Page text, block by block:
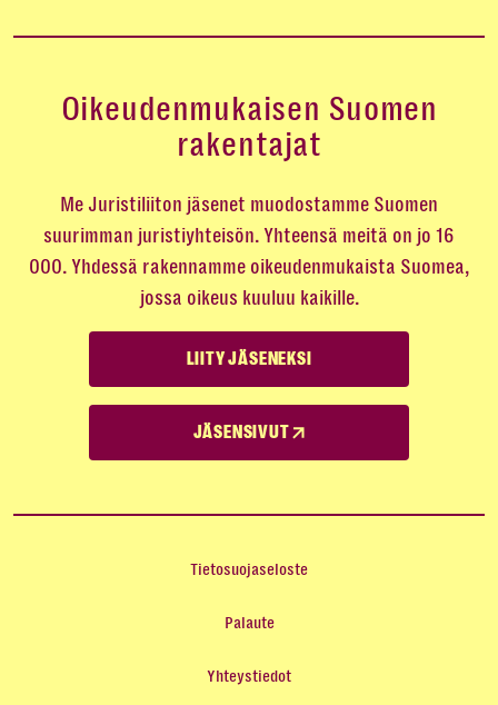
Oikeudenmukaisen Suomen
rakentajat
Me Juristiliiton jäsenet muodostamme Suomen
suurimman juristiyhteisön. Yhteensä meitä on jo 16
000. Yhdessä rakennamme oikeudenmukaista Suomea,
jossa oikeus kuuluu kaikille.
LIITY JÄSENEKSI
JÄSENSIVUT
Tietosuojaseloste
Palaute
Yhteystiedot